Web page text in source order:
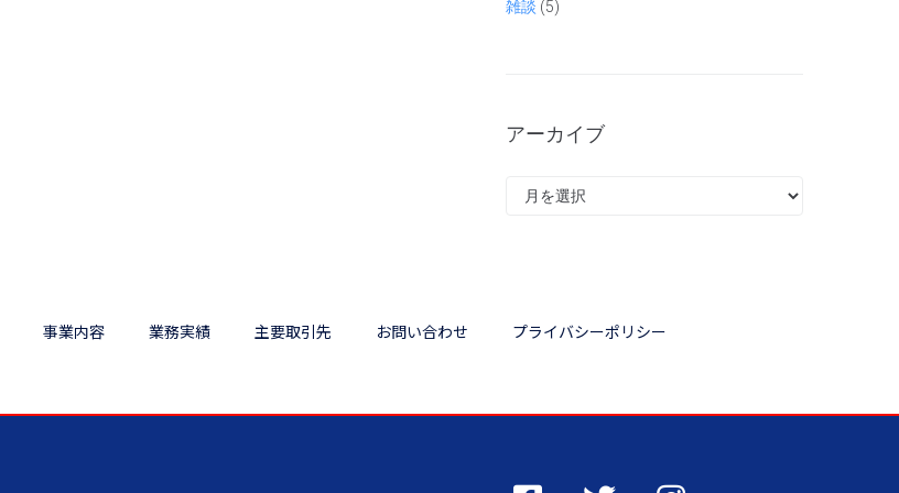
雑談 (5)
アーカイブ
事業内容 業務実績 主要取引先 お問い合わせ プライバシーポリシー